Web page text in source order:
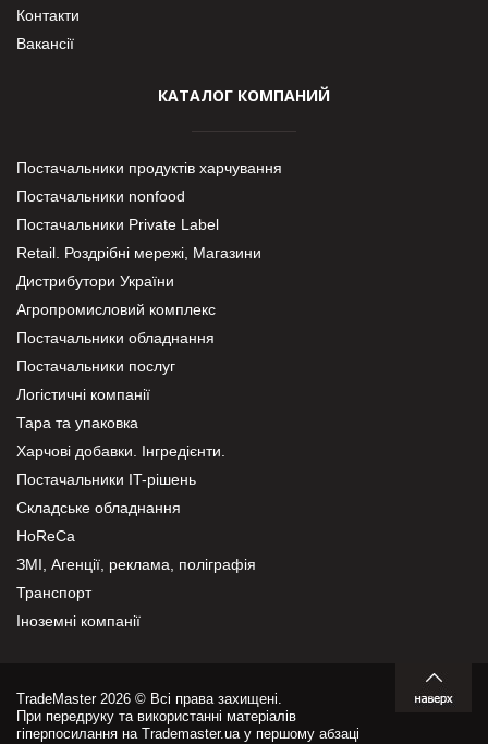
Контакти
Вакансії
КАТАЛОГ КОМПАНИЙ
Постачальники продуктів харчування
Постачальники nonfood
Постачальники Private Label
Retail. Роздрібні мережі, Магазини
Дистрибутори України
Агропромисловий комплекс
Постачальники обладнання
Постачальники послуг
Логістичні компанії
Тара та упаковка
Харчові добавки. Інгредієнти.
Постачальники IT-рішень
Складське обладнання
HoReCa
ЗМІ, Агенції, реклама, поліграфія
Транспорт
Іноземні компанії
TradeMaster 2026 © Всі права захищені.
При передруку та використанні матеріалів
гіперпосилання на Trademaster.ua у першому абзаці